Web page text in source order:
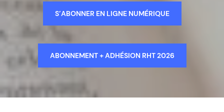
S’ABONNER EN LIGNE NUMÉRIQUE
ABONNEMENT + ADHÉSION RHT 2026